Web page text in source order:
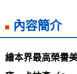
宅配
每筆NT$70，滿
離島宅配
每筆NT$200，滿
內容簡介
繪本界最高榮譽